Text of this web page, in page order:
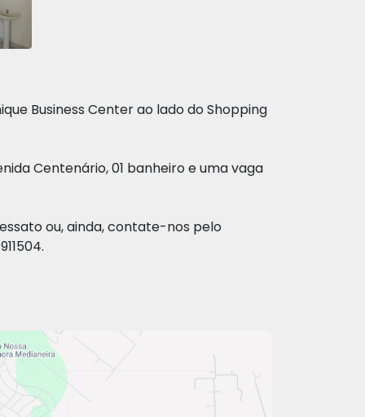
Business Center ao lado do Shopping
Centenário, 01 banheiro e uma vaga
ou, ainda, contate-nos pelo